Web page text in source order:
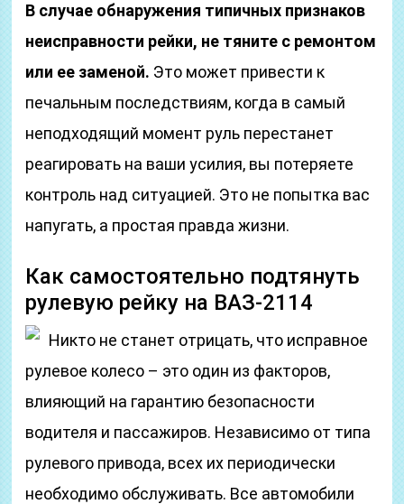
В случае обнаружения типичных признаков
неисправности рейки, не тяните с ремонтом
или ее заменой. Это может привести к
печальным последствиям, когда в самый
неподходящий момент руль перестанет
реагировать на ваши усилия, вы потеряете
контроль над ситуацией. Это не попытка вас
напугать, а простая правда жизни.
Как самостоятельно подтянуть
рулевую рейку на ВАЗ-2114
Никто не станет отрицать, что исправное
рулевое колесо – это один из факторов,
влияющий на гарантию безопасности
водителя и пассажиров. Независимо от типа
рулевого привода, всех их периодически
необходимо обслуживать. Все автомобили